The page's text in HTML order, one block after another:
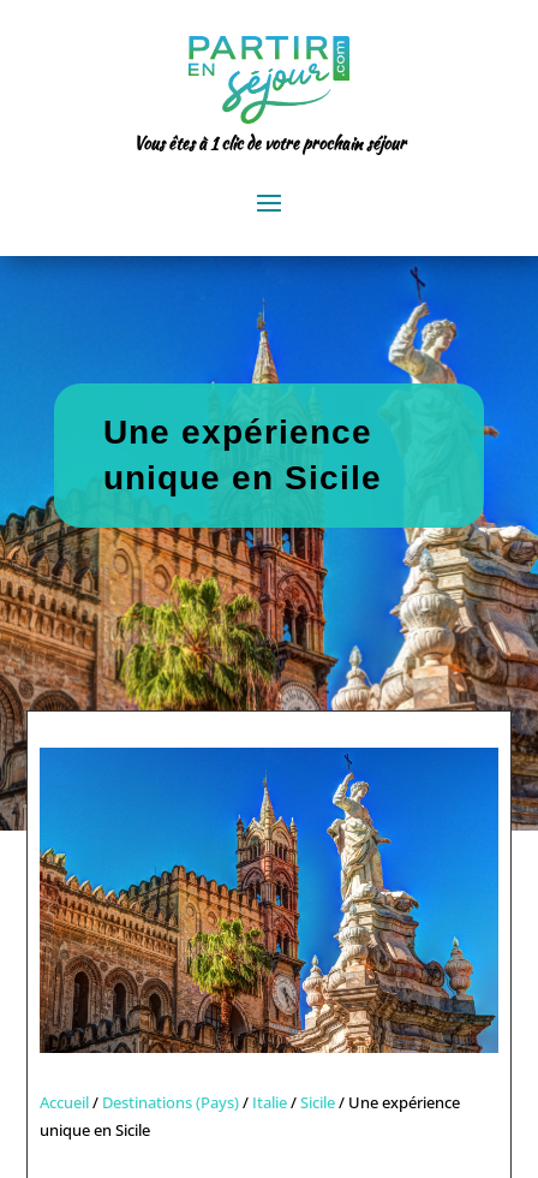
Vous êtes à 1 clic de votre prochain séjour
Une expérience
unique en Sicile
Accueil/ Destinations (Pays)/ Italie/Sicile/ Une expérience
unique en Sicile